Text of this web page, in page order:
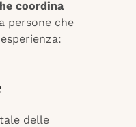
coordina
persone che
delle